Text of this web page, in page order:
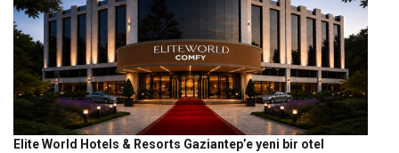
Elite World Hotels & Resorts Gaziantep’e yeni bir otel